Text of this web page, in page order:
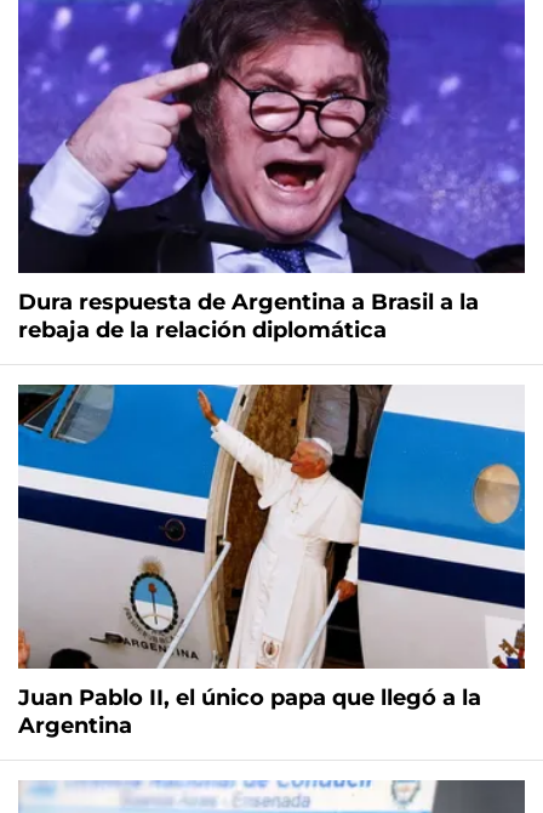
Dura respuesta de Argentina a Brasil a la
rebaja de la relación diplomática
Juan Pablo II, el único papa que llegó a la
Argentina